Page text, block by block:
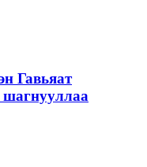
Гавьяат
шагнууллаа